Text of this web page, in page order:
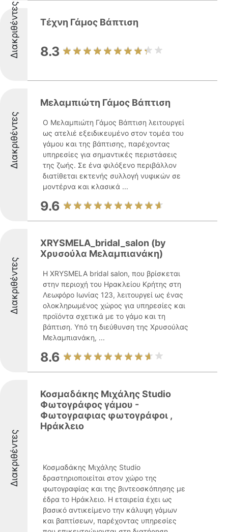
Διακριθέντες Τέχνη Γάμος Βάπτιση
8.3
Διακριθέντες
Μελαμπιώτη Γάμος Βάπτιση
Ο Μελαμπιώτη Γάμος Βάπτιση λειτουργεί
ως ατελιέ εξειδικευμένο στον τομέα του
γάμου και της βάπτισης, παρέχοντας
υπηρεσίες για σημαντικές περιστάσεις
της ζωής. Σε ένα φιλόξενο περιβάλλον
διατίθεται εκτενής συλλογή νυφικών σε
μοντέρνα και κλασικά ...
9.6
Διακριθέντες
XRYSMELA_bridal_salon (by
Χρυσούλα Μελαμπιανάκη)
Η XRYSMELA bridal salon, που βρίσκεται
στην περιοχή του Ηρακλείου Κρήτης στη
Λεωφόρο Ιωνίας 123, λειτουργεί ως ένας
ολοκληρωμένος χώρος για υπηρεσίες και
προϊόντα σχετικά με το γάμο και τη
βάπτιση. Υπό τη διεύθυνση της Χρυσούλας
Μελαμπιανάκη, ...
8.6
Διακριθέντες
Κοσμαδάκης Μιχάλης Studio
Φωτογράφος γάμου -
Φωτογραφιας φωτογράφοι ,
Ηράκλειο
Κοσμαδάκης Μιχάλης Studio
δραστηριοποιείται στον χώρο της
φωτογραφίας και της βιντεοσκόπησης με
έδρα το Ηράκλειο. Η εταιρεία έχει ως
βασικό αντικείμενο την κάλυψη γάμων
και βαπτίσεων, παρέχοντας υπηρεσίες